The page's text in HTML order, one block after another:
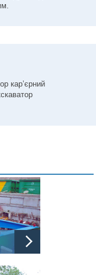
кар’єрний